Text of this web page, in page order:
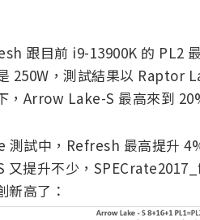
跟目前 i9-13900K 的 PL2
250W，測試結果以 Raptor
，Arrow Lake-S 最高來到
測試中，Refresh 最高提升
提升不少，
新高了：